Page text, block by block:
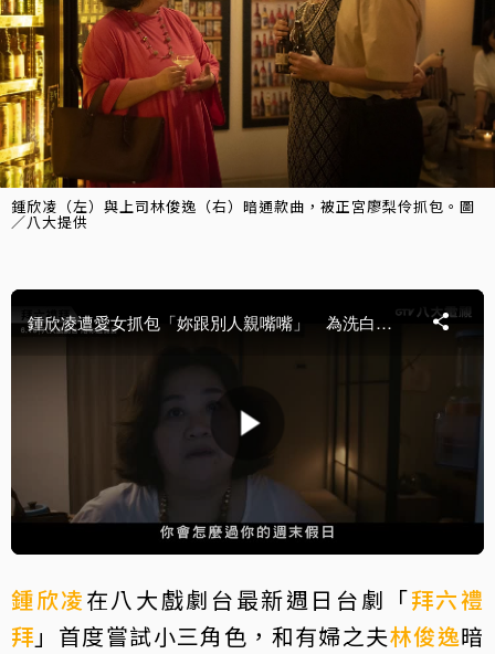
鍾欣凌（左）與上司林俊逸（右）暗通款曲，被正宮廖梨伶抓包。圖
／八大提供
鍾欣凌在八大戲劇台最新週日台劇「拜六禮
拜 」首度嘗試小三角色，和有婦之夫林俊逸暗